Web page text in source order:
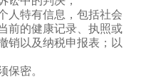
人特有信息，包括社会
前的健康记录、执照或
销以及纳税申报表；以
密。